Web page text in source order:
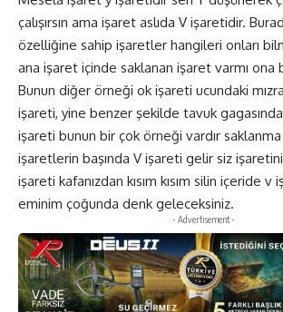
çalışırsın ama işaret aslıda V işaretidir.
özelliğine sahip işaretler hangileri onları
ana işaret içinde saklanan işaret varmı ona
Bunun diğer örneği ok işareti ucundaki
işareti, yine benzer şekilde tavuk
işareti bunun bir çok örneği vardır
işaretlerin başında V işareti gelir siz
işareti kafanızdan kısım kısım silin içeride v
eminim çoğunda denk geleceksiniz.
- Advertisement -